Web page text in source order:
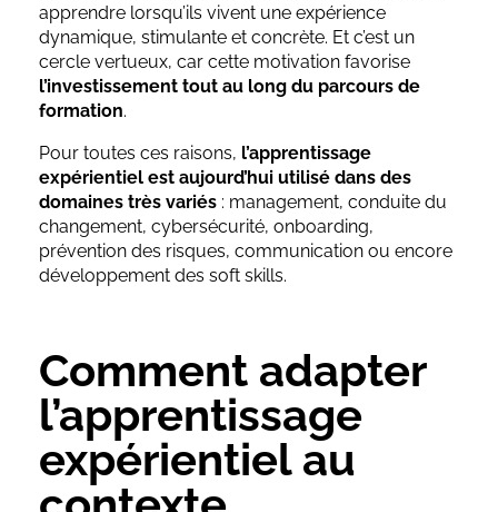
apprendre lorsqu’ils vivent une expérience
dynamique, stimulante et concrète. Et c’est un
cercle vertueux, car cette motivation favorise
l’investissement tout au long du parcours de
formation.
Pour toutes ces raisons, l’apprentissage
expérientiel est aujourd’hui utilisé dans des
domaines très variés : management, conduite du
changement, cybersécurité, onboarding,
prévention des risques, communication ou encore
développement des soft skills.
Comment adapter
l’apprentissage
expérientiel au